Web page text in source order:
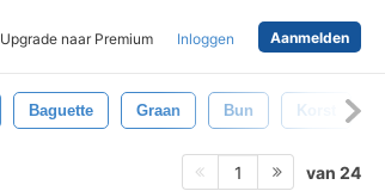
Upgrade naar Premium Inloggen Aanmelden
Baguette Graan Bun Korst
1 van 24